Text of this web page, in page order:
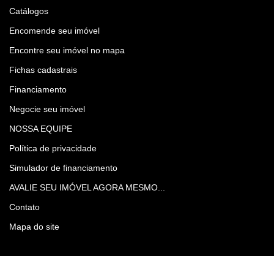
Catálogos
Encomende seu imóvel
Encontre seu imóvel no mapa
Fichas cadastrais
Financiamento
Negocie seu imóvel
NOSSA EQUIPE
Política de privacidade
Simulador de financiamento
AVALIE SEU IMÓVEL AGORA MESMO...
Contato
Mapa do site